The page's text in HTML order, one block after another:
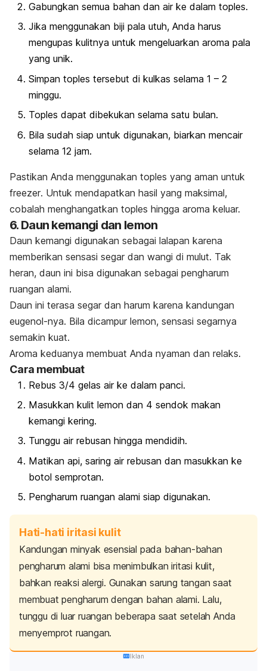
Gabungkan semua bahan dan air ke dalam toples.
Jika menggunakan biji pala utuh, Anda harus
mengupas kulitnya untuk mengeluarkan aroma pala
yang unik.
Simpan toples tersebut di kulkas selama 1 – 2
minggu.
Toples dapat dibekukan selama satu bulan.
Bila sudah siap untuk digunakan, biarkan mencair
selama 12 jam.
Pastikan Anda menggunakan toples yang aman untuk
freezer. Untuk mendapatkan hasil yang maksimal,
cobalah menghangatkan toples hingga aroma keluar.
6. Daun kemangi dan lemon
Daun kemangi digunakan sebagai lalapan karena
memberikan sensasi segar dan wangi di mulut. Tak
heran, daun ini bisa digunakan sebagai pengharum
ruangan alami.
Daun ini terasa segar dan harum karena kandungan
eugenol-nya. Bila dicampur lemon, sensasi segarnya
semakin kuat.
Aroma keduanya membuat Anda nyaman dan relaks.
Cara membuat
Rebus 3/4 gelas air ke dalam panci.
Masukkan kulit lemon dan 4 sendok makan
kemangi kering.
Tunggu air rebusan hingga mendidih.
Matikan api, saring air rebusan dan masukkan ke
botol semprotan.
Pengharum ruangan alami siap digunakan.
Hati-hati iritasi kulit
Kandungan minyak esensial pada bahan-bahan
pengharum alami bisa menimbulkan iritasi kulit,
bahkan reaksi alergi. Gunakan sarung tangan saat
membuat pengharum dengan bahan alami. Lalu,
tunggu di luar ruangan beberapa saat setelah Anda
menyemprot ruangan.
Iklan